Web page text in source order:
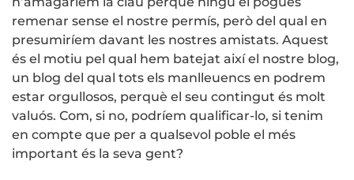
remenar sense el nostre permís, però del qual en
presumiríem davant les nostres amistats. Aquest
és el motiu pel qual hem batejat així el nostre blog,
un blog del qual tots els manlleuencs en podrem
estar orgullosos, perquè el seu contingut és molt
valuós. Com, si no, podríem qualificar-lo, si tenim
en compte que per a qualsevol poble el més
important és la seva gent?